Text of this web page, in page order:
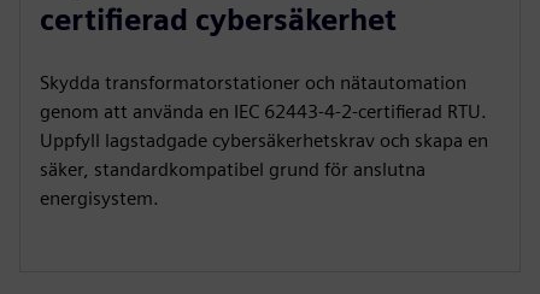
certifierad cybersäkerhet
Skydda transformatorstationer och nätautomation
genom att använda en IEC 62443‑4-2-certifierad RTU.
Uppfyll lagstadgade cybersäkerhetskrav och skapa en
säker, standardkompatibel grund för anslutna
energisystem.